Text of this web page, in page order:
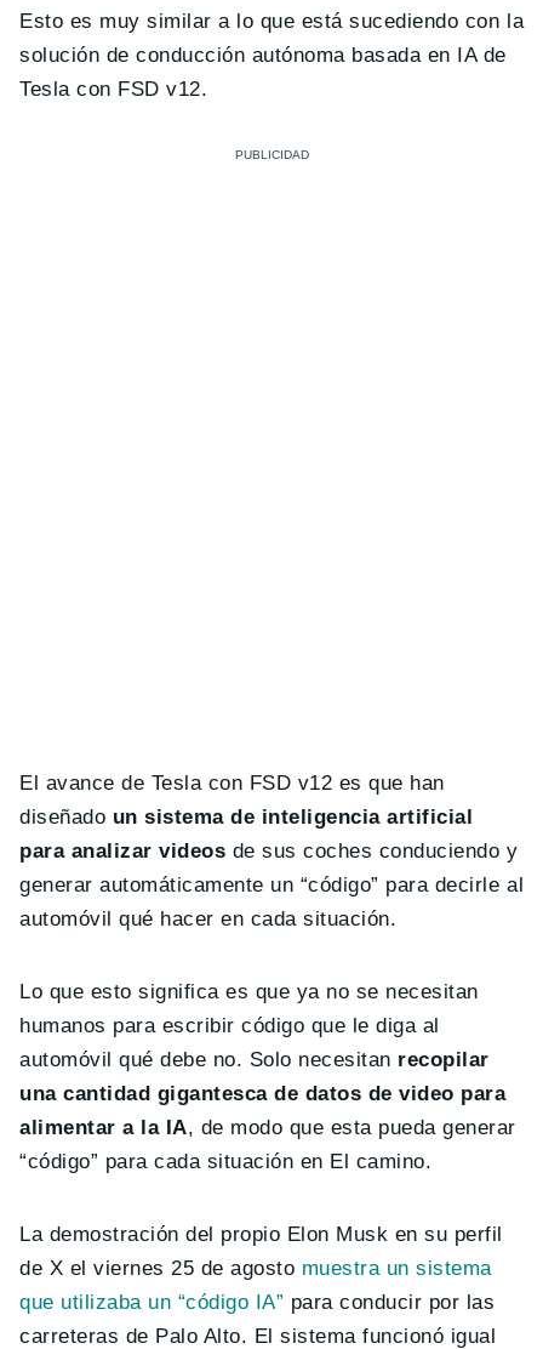
Esto es muy similar a lo que está sucediendo con la
solución de conducción autónoma basada en IA de
Tesla con FSD v12.
El avance de Tesla con FSD v12 es que han
diseñado un sistema de inteligencia artificial
para analizar videos de sus coches conduciendo y
generar automáticamente un “código” para decirle al
automóvil qué hacer en cada situación.
Lo que esto significa es que ya no se necesitan
humanos para escribir código que le diga al
automóvil qué debe no. Solo necesitan recopilar
una cantidad gigantesca de datos de video para
alimentar a la IA, de modo que esta pueda generar
“código” para cada situación en El camino.
La demostración del propio Elon Musk en su perfil
de X el viernes 25 de agosto muestra un sistema
que utilizaba un “código IA” para conducir por las
carreteras de Palo Alto. El sistema funcionó igual